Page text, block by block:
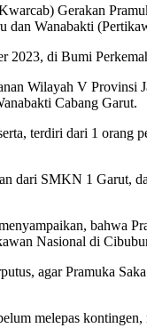
Gerakan
Wanabakti
2023, di Bumi
Wilayah V
Cabang Garut.
terdiri dari 1
dari SMKN 1 Garut,
bahwa
Nasional di
agar Pramuka
melepas